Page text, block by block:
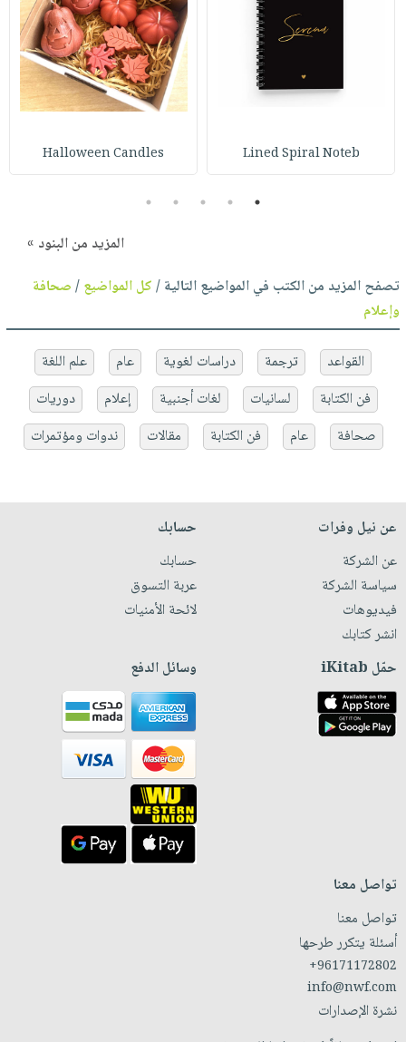
Lined Spiral Noteb
Halloween Candles
1
2
3
4
5
المزيد من البنود »
تصفح المزيد من الكتب في المواضيع التالية /كل المواضيع/صحافة
وإعلام
القواعد ترجمة دراسات لغوية عام
علم اللغة
فن الكتابة
لسانيات لغات أجنبية إعلام
دوريات
صحافة
عام فن الكتابة مقالات ندوات ومؤتمرات
عن نيل وفرات
عن الشركة
سياسة الشركة
فيديوهات
انشر كتابك
حسابك
حسابك
عربة التسوق
لائحة الأمنيات
حمّل iKitab وسائل الدفع
تواصل معنا
تواصل معنا
أسئلة يتكرر طرحها
+96171172802
info@nwf.com
نشرة الإصدارات